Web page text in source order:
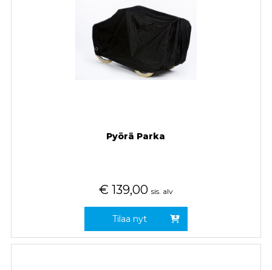
Pyörä Parka
€ 139,00 sis. alv
Tilaa nyt